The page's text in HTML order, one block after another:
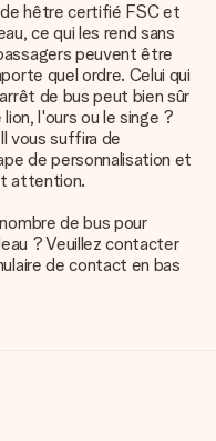
hêtre certifié FSC et
ce qui les rend sans
peuvent être
quel ordre. Celui qui
de bus peut bien sûr
l'ours ou le singe ?
vous suffira de
de personnalisation et
attention.
de bus pour
? Veuillez contacter
de contact en bas